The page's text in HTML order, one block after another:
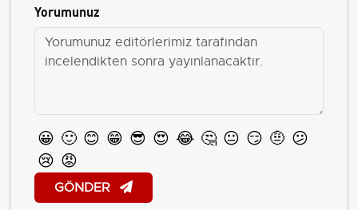
Yorumunuz
😀 🙂 😊 😁 😎 😍 😂 🤔 😐 😏 🤨 😕
😢 😡
GÖNDER